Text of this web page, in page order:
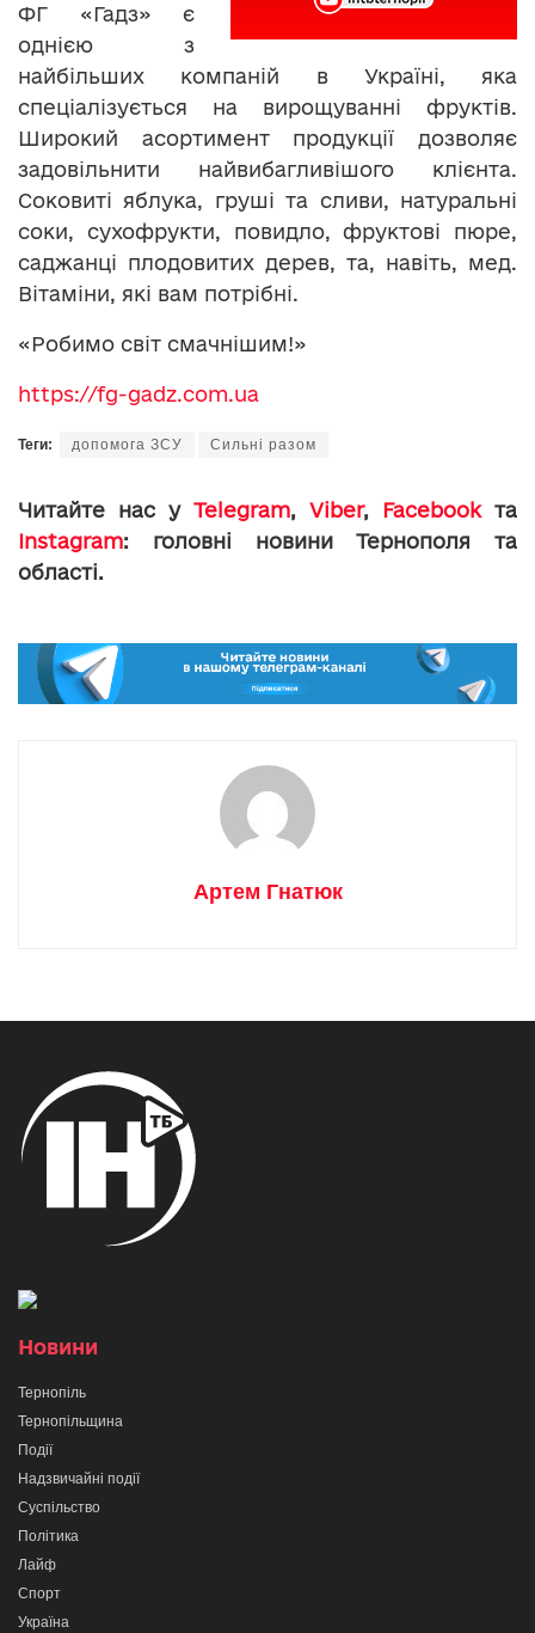
ФГ «Гадз» є
однією з
найбільших компаній в Україні, яка
спеціалізується на вирощуванні фруктів.
Широкий асортимент продукції дозволяє
задовільнити найвибагливішого клієнта.
Соковиті яблука, груші та сливи, натуральні
соки, сухофрукти, повидло, фруктові пюре,
саджанці плодовитих дерев, та, навіть, мед.
Вітаміни, які вам потрібні.
«Робимо світ смачнішим!»
https://fg-gadz.com.ua
Теги: допомога ЗСУ Сильні разом
Читайте нас у Telegram, Viber, Facebookта
Instagram: головні новини Тернополя та
області.
Артем Гнатюк
Новини
Тернопіль
Тернопільщина
Події
Надзвичайні події
Суспільство
Політика
Лайф
Спорт
Україна